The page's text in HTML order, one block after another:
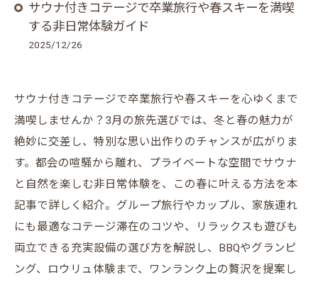
サウナ付きコテージで卒業旅行や春スキーを満喫
する非日常体験ガイド
2025/12/26
サウナ付きコテージで卒業旅行や春スキーを心ゆくまで
満喫しませんか？3月の旅先選びでは、冬と春の魅力が
絶妙に交差し、特別な思い出作りのチャンスが広がりま
す。都会の喧騒から離れ、プライベートな空間でサウナ
と自然を楽しむ非日常体験を、この春に叶える方法を本
記事で詳しく紹介。グループ旅行やカップル、家族連れ
にも最適なコテージ滞在のコツや、リラックスも遊びも
両立できる充実設備の選び方を解説し、BBQやグランピ
ング、ロウリュ体験まで、ワンランク上の贅沢を提案し